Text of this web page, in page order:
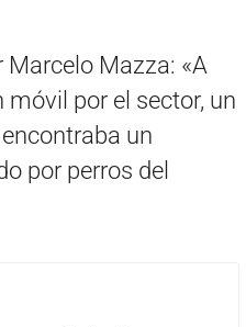
Mazza: «A
por el sector, un
un
por perros del